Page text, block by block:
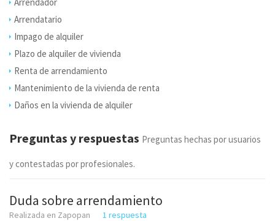
Arrendatario
Impago de alquiler
Plazo de alquiler de vivienda
Renta de arrendamiento
Mantenimiento de la vivienda de renta
Daños en la vivienda de alquiler
Preguntas y respuestas Preguntas hechas por usuarios
y contestadas por profesionales.
Duda sobre arrendamiento
Realizada en Zapopan 1 respuesta